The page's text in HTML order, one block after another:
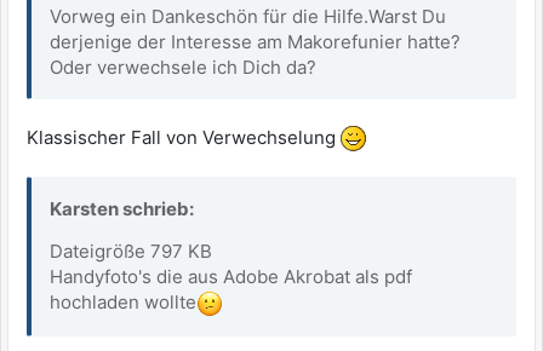
Vorweg ein Dankeschön für die Hilfe.Warst Du
derjenige der Interesse am Makorefunier hatte?
Oder verwechsele ich Dich da?
Klassischer Fall von Verwechselung
Karsten schrieb:
Dateigröße 797 KB
Handyfoto's die aus Adobe Akrobat als pdf
hochladen wollte